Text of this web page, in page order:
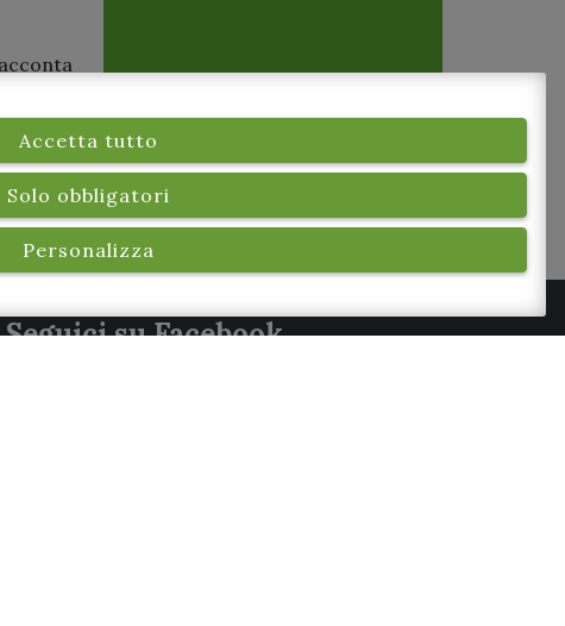
le
2026
Seguici su Facebook
Accetta tutto
Solo obbligatori
Personalizza